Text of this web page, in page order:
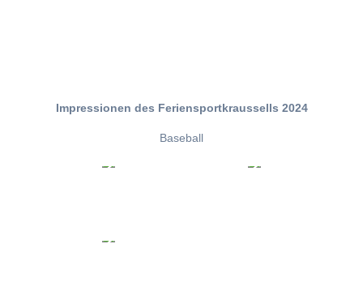
Impressionen des Feriensportkraussells 2024
Baseball